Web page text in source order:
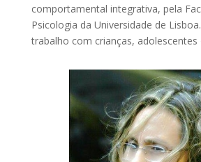
comportamental integrativa, pela
Psicologia da Universidade de
trabalho com crianças, adolescentes